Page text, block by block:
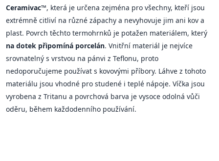
Ceramivac™, která je určena zejména pro všechny, kteří jsou
extrémně citliví na různé zápachy a nevyhovuje jim ani kov a
plast. Povrch těchto termohrnků je potažen materiálem, který
na dotek připomíná porcelán. Vnitřní materiál je nejvíce
srovnatelný s vrstvou na pánvi z Teflonu, proto
nedoporučujeme používat s kovovými příbory. Láhve z tohoto
materiálu jsou vhodné pro studené i teplé nápoje. Víčka jsou
vyrobena z Tritanu a povrchová barva je vysoce odolná vůči
oděru, během každodenního používání.